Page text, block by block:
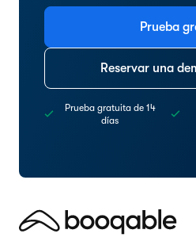
Prueba
Reservar una
Prueba gratuita de 14
días